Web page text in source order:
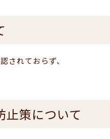
されておらず、
止策について